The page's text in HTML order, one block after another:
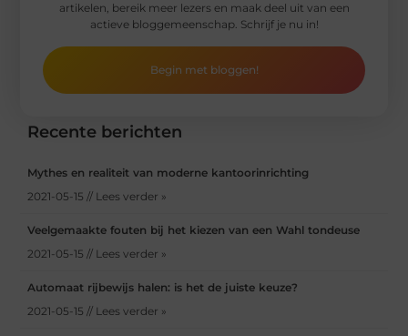
Recente berichten
Mythes en realiteit van moderne kantoorinrichting
2021-05-15 // Lees verder »
Veelgemaakte fouten bij het kiezen van een Wahl tondeuse
2021-05-15 // Lees verder »
Automaat rijbewijs halen: is het de juiste keuze?
2021-05-15 // Lees verder »
artikelen, bereik meer lezers en maak deel uit van een
actieve bloggemeenschap. Schrijf je nu in!
Begin met bloggen!